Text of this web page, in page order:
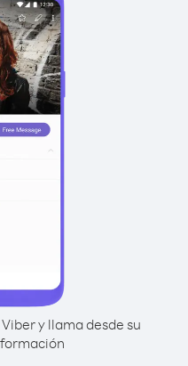
y llama desde su